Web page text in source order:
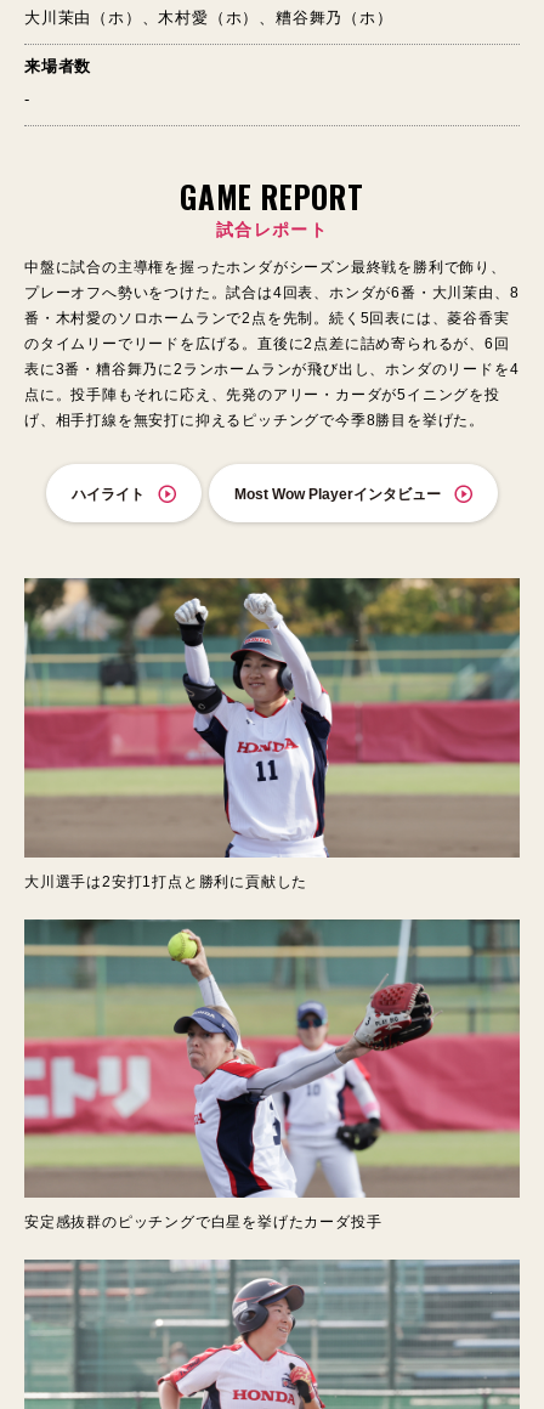
大川茉由（ホ）、木村愛（ホ）、糟谷舞乃（ホ）
来場者数
-
GAME REPORT
試合レポート
中盤に試合の主導権を握ったホンダがシーズン最終戦を勝利で飾り、
プレーオフへ勢いをつけた。試合は4回表、ホンダが6番・大川茉由、8
番・木村愛のソロホームランで2点を先制。続く5回表には、菱谷香実
のタイムリーでリードを広げる。直後に2点差に詰め寄られるが、6回
表に3番・糟谷舞乃に2ランホームランが飛び出し、ホンダのリードを4
点に。投手陣もそれに応え、先発のアリー・カーダが5イニングを投
げ、相手打線を無安打に抑えるピッチングで今季8勝目を挙げた。
ハイライト Most Wow Playerインタビュー
大川選手は2安打1打点と勝利に貢献した
安定感抜群のピッチングで白星を挙げたカーダ投手